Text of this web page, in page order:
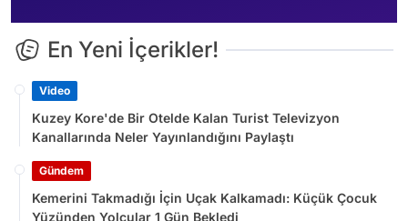
En Yeni İçerikler!
Video
Kuzey Kore'de Bir Otelde Kalan Turist Televizyon
Kanallarında Neler Yayınlandığını Paylaştı
Gündem
Kemerini Takmadığı İçin Uçak Kalkamadı: Küçük Çocuk
Yüzünden Yolcular 1 Gün Bekledi